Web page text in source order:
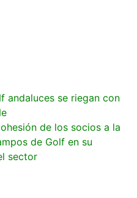
andaluces se riegan con
de los socios a la
de Golf en su
sector